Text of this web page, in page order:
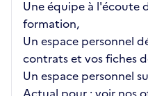
Une équipe à l'écoute
formation,
Un espace personnel
contrats et vos fiches
Un espace personnel